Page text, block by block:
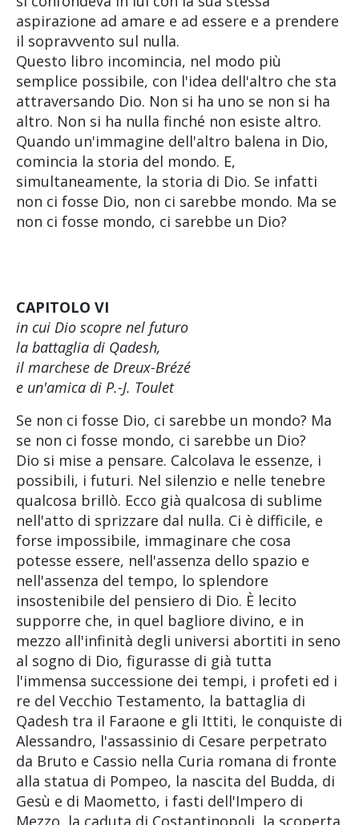
aspirazione ad amare e ad essere e a prendere
il sopravvento sul nulla.
Questo libro incomincia, nel modo più
semplice possibile, con l'idea dell'altro che sta
attraversando Dio. Non si ha uno se non si ha
altro. Non si ha nulla finché non esiste altro.
Quando un'immagine dell'altro balena in Dio,
comincia la storia del mondo. E,
simultaneamente, la storia di Dio. Se infatti
non ci fosse Dio, non ci sarebbe mondo. Ma se
non ci fosse mondo, ci sarebbe un Dio?
CAPITOLO VI
in cui Dio scopre nel futuro
la battaglia di Qadesh,
il marchese de Dreux-Brézé
e un'amica di P.-J. Toulet
Se non ci fosse Dio, ci sarebbe un mondo? Ma
se non ci fosse mondo, ci sarebbe un Dio?
Dio si mise a pensare. Calcolava le essenze, i
possibili, i futuri. Nel silenzio e nelle tenebre
qualcosa brillò. Ecco già qualcosa di sublime
nell'atto di sprizzare dal nulla. Ci è difficile, e
forse impossibile, immaginare che cosa
potesse essere, nell'assenza dello spazio e
nell'assenza del tempo, lo splendore
insostenibile del pensiero di Dio. È lecito
supporre che, in quel bagliore divino, e in
mezzo all'infinità degli universi abortiti in seno
al sogno di Dio, figurasse di già tutta
l'immensa successione dei tempi, i profeti ed i
re del Vecchio Testamento, la battaglia di
Qadesh tra il Faraone e gli Ittiti, le conquiste di
Alessandro, l'assassinio di Cesare perpetrato
da Bruto e Cassio nella Curia romana di fronte
alla statua di Pompeo, la nascita del Budda, di
Gesù e di Maometto, i fasti dell'Impero di
Mezzo, la caduta di Costantinopoli, la scoperta